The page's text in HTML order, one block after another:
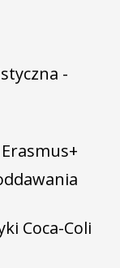
-
Coca-Coli